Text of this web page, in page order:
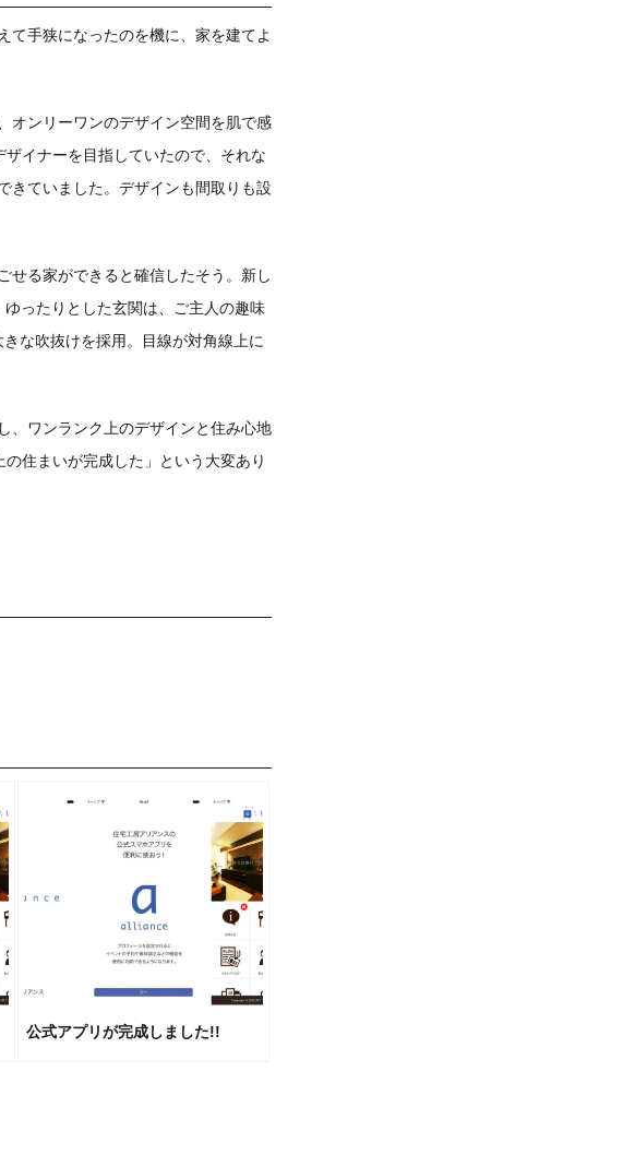
て手狭になったのを機に、家を建てよ
オンリーワンのデザイン空間を肌で感
イナーを目指していたので、それな
きていました。デザインも間取りも設
せる家ができると確信したそう。新し
ったりとした玄関は、ご主人の趣味
な吹抜けを採用。目線が対角線上に
、ワンランク上のデザインと住み心地
住まいが完成した」という大変あり
公式アプリが完成しました!!